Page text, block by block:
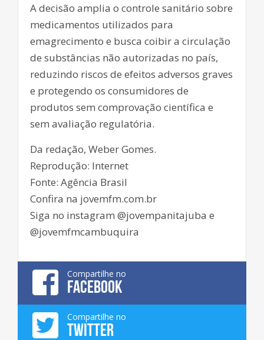
A decisão amplia o controle sanitário sobre
medicamentos utilizados para
emagrecimento e busca coibir a circulação
de substâncias não autorizadas no país,
reduzindo riscos de efeitos adversos graves
e protegendo os consumidores de
produtos sem comprovação científica e
sem avaliação regulatória.
Da redação, Weber Gomes.
Reprodução: Internet
Fonte: Agência Brasil
Confira na jovemfm.com.br
Siga no instagram @jovempanitajuba e
@jovemfmcambuquira
Compartilhe no
FACEBOOK
Compartilhe no
TWITTER